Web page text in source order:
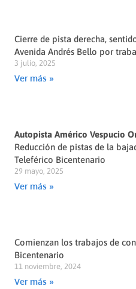
Cierre de pista derecha,
Avenida Andrés Bello por
3 julio, 2025
Ver más »
Autopista Américo Vespucio
Reducción de pistas de la
Teleférico Bicentenario
29 mayo, 2025
Ver más »
Comienzan los trabajos de
Bicentenario
11 noviembre, 2024
Ver más »